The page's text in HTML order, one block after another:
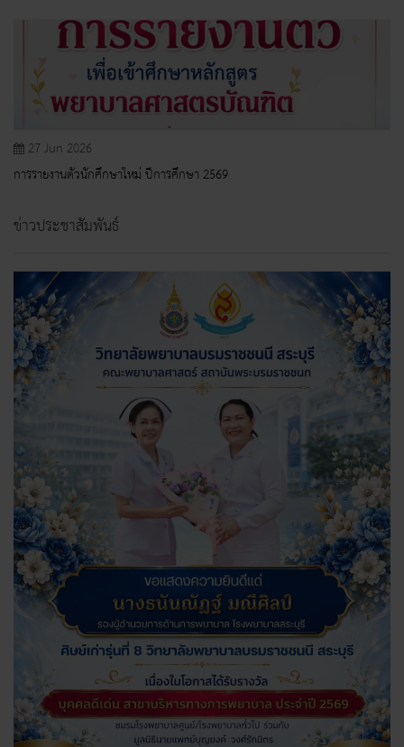
27 Jun 2026
การรายงานตัวนักศึกษาใหม่ ปีการศึกษา 2569
ข่าวประชาสัมพันธ์